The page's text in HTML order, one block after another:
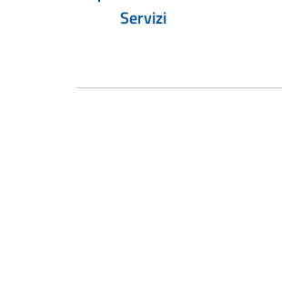
Servizi